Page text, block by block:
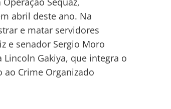
abril deste ano. Na
e matar servidores
e senador Sergio Moro
Lincoln Gakiya, que integra o
ao Crime Organizado